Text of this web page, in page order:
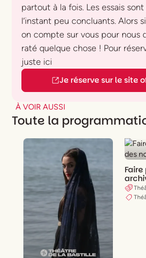
partout à la fois. Les essais
l’instant peu concluants. Alors
on compte sur vous pour nous
raté quelque chose ! Pour
juste ici
Je réserve sur le site
À VOIR AUSSI
Toute la